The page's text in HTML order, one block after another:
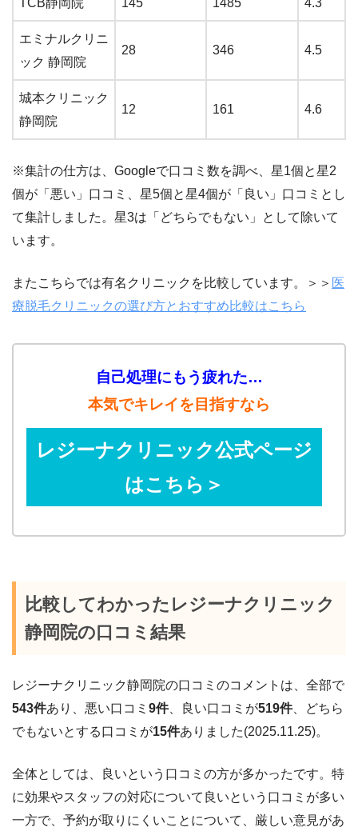
エミナルクリニ
ック 静岡院
28 346 4.5
城本クリニック
静岡院
12 161 4.6
※集計の仕方は、Googleで口コミ数を調べ、星1個と星2
個が「悪い」口コミ、星5個と星4個が「良い」口コミとし
て集計しました。 星3は「どちらでもない」として除いて
います。
またこちらでは有名クリニックを比較しています。＞＞ 医
療脱毛クリニックの選び方とおすすめ比較はこちら
自己処理にもう疲れた…
本気でキレイを目指すなら
レジーナクリニック公式ページ
はこちら＞
比較してわかったレジーナクリニック
静岡院の口コミ結果
レジーナクリニック静岡 院の口コミのコメントは、全部で
543件あり、悪い口コミ 9件、良い口コミが519件、どちら
でもないとする口コミが15件ありました(2025.11.25)。
全体としては、良いという口コミ の方が多かったです。特
に効果やスタッフの対応について良いという口コミが多い
一方で、 予約が取りにくいこと について、厳しい意見があ